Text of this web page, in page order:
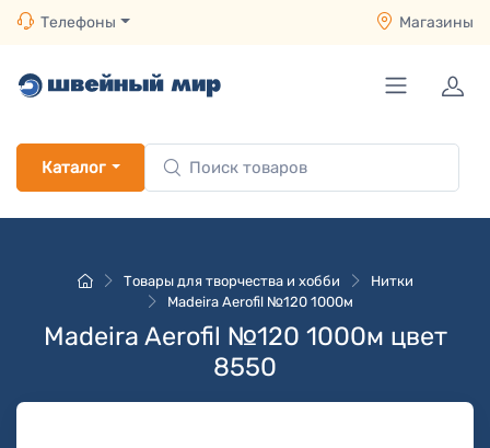
Телефоны Магазины
Каталог
Товары для творчества и хобби
Нитки
Madeira Aerofil №120 1000м
Madeira Aerofil №120 1000м цвет
8550